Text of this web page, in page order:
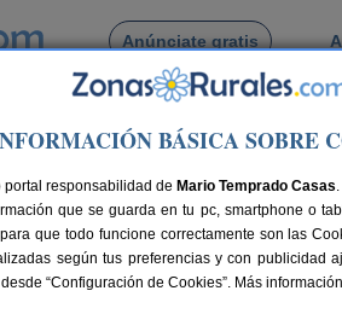
Anúnciate gratis
Busca por pueblo
BÁSICA SOBRE
portal responsabilidad de Mario Temprado Casas.
que se guarda en tu pc, smartphone o
que todo funcione correctamente son las
según tus preferencias y con publicidad
“Configuración de Cookies”. Más